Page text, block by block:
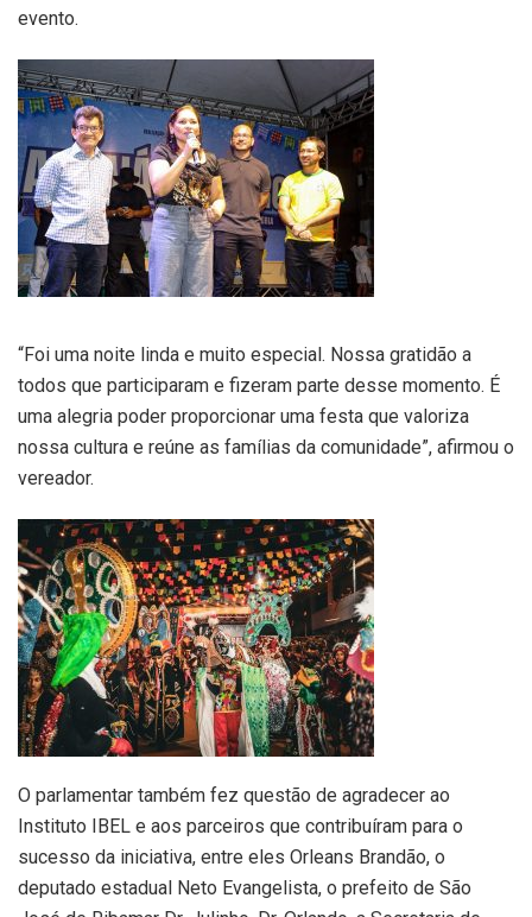
evento.
“Foi uma noite linda e muito especial. Nossa gratidão a
todos que participaram e fizeram parte desse momento. É
uma alegria poder proporcionar uma festa que valoriza
nossa cultura e reúne as famílias da comunidade”, afirmou o
vereador.
O parlamentar também fez questão de agradecer ao
Instituto IBEL e aos parceiros que contribuíram para o
sucesso da iniciativa, entre eles Orleans Brandão, o
deputado estadual Neto Evangelista, o prefeito de São